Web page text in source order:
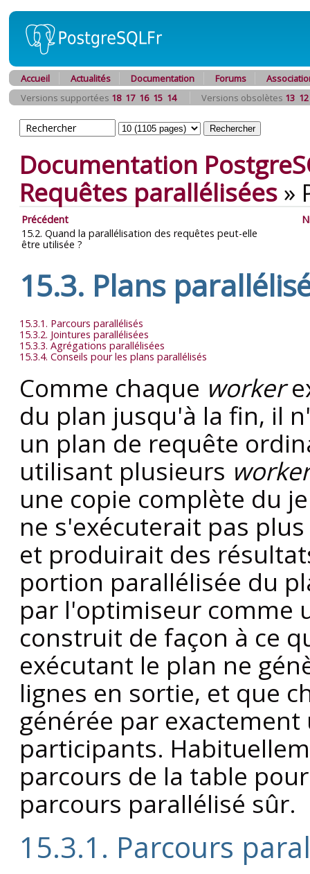
Accueil Actualités Documentation Forums
Versions supportées 18 17 16 15 14 Versions obsolètes 13 12
Documentation
Requêtes parallélisées »
Précédent
15.2. Quand la parallélisation des requêtes peut-elle
être utilisée ?
15.3. Plans
15.3.1. Parcours parallélisés
15.3.2. Jointures parallélisées
15.3.3. Agrégations parallélisées
15.3.4. Conseils pour les plans parallélisés
Comme chaque worker
du plan jusqu'à la fin, il
un plan de requête
utilisant plusieurs
une copie complète du
ne s'exécuterait pas
et produirait des
portion parallélisée du
par l'optimiseur comme
construit de façon à ce
exécutant le plan ne
lignes en sortie, et que
générée par
participants.
parcours de la table
parcours parallélisé sûr.
15.3.1. Parcours